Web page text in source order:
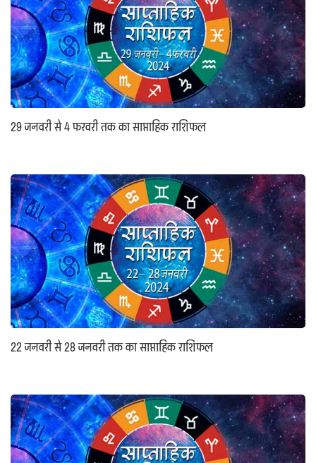
29 जनवरी से 4 फरवरी तक का साप्ताहिक राशिफल
22 जनवरी से 28 जनवरी तक का साप्ताहिक राशिफल